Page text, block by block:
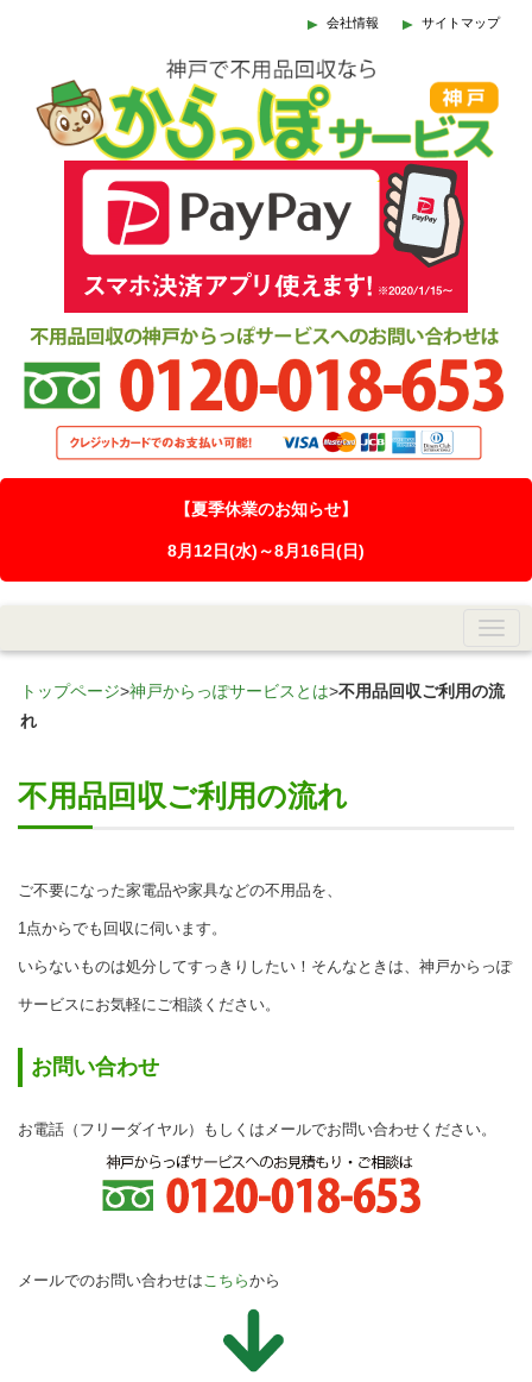
会社情報 サイトマップ
【夏季休業のお知らせ】
8月12日(水)～8月16日(日)
トップページ>神戸からっぽサービスとは>不用品回収ご利用の流
れ
不用品回収ご利用の流れ
ご不要になった家電品や家具などの不用品を、
1点からでも回収に伺います。
いらないものは処分してすっきりしたい！そんなときは、神戸からっぽ
サービスにお気軽にご相談ください。
お問い合わせ
お電話（フリーダイヤル）もしくはメールでお問い合わせください。
メールでのお問い合わせはこちらから